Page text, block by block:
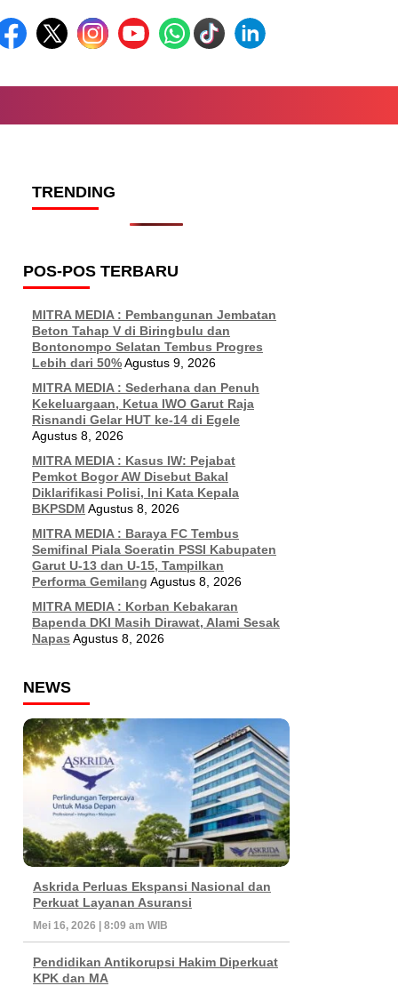
TRENDING
POS-POS TERBARU
MITRA MEDIA : Pembangunan Jembatan
Beton Tahap V di Biringbulu dan
Bontonompo Selatan Tembus Progres
Lebih dari 50%Agustus 9, 2026
MITRA MEDIA : Sederhana dan Penuh
Kekeluargaan, Ketua IWO Garut Raja
Risnandi Gelar HUT ke-14 di Egele
Agustus 8, 2026
MITRA MEDIA : Kasus IW: Pejabat
Pemkot Bogor AW Disebut Bakal
Diklarifikasi Polisi, Ini Kata Kepala
BKPSDM Agustus 8, 2026
MITRA MEDIA : Baraya FC Tembus
Semifinal Piala Soeratin PSSI Kabupaten
Garut U-13 dan U-15, Tampilkan
Performa Gemilang Agustus 8, 2026
MITRA MEDIA : Korban Kebakaran
Bapenda DKI Masih Dirawat, Alami Sesak
Napas Agustus 8, 2026
NEWS
Askrida Perluas Ekspansi Nasional dan
Perkuat Layanan Asuransi
Mei 16, 2026 | 8:09 am WIB
Pendidikan Antikorupsi Hakim Diperkuat
KPK dan MA